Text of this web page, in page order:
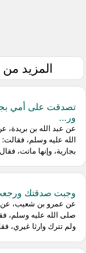
المزيد
تصدقت على أمي
ور...
عن عبد الله بن بريدة،
الله عليه وسلم،
بجارية، وإنها ماتت،
وجبت صدقتك
عن عمرو بن شعيب، عن
صلى الله عليه وسلم،
ولم تترك وارثا غيري،